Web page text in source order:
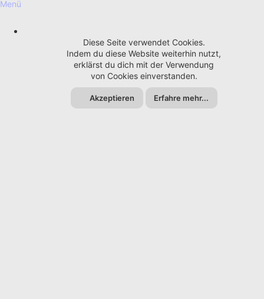
Menü
Diese Seite verwendet Cookies.
Indem du diese Website weiterhin nutzt,
erklärst du dich mit der Verwendung
von Cookies einverstanden.
Akzeptieren Erfahre mehr...